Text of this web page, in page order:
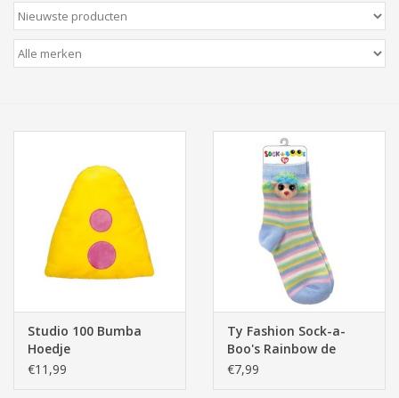
Wenskaarten
Zeeuws/Streek
Baby & Peuter
Speelgoed & hobby
Cadeau & feest
Studio 100 Bumba
Hoedje
€11,99
Ty Fashion Sock-a-
Boo's Rainbow de
Poedel, Pastel
€7,99